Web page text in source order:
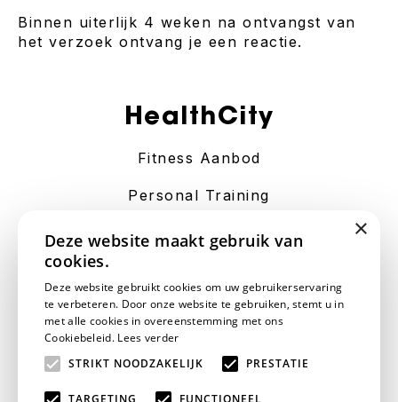
Binnen uiterlijk 4 weken na ontvangst van
het verzoek ontvang je een reactie.
HealthCity
Fitness Aanbod
Personal Training
Contact
Algemene Voorwaarden
Disclaimer
Privacy Statement
×
Deze website maakt gebruik van
cookies.
Deze website gebruikt cookies om uw gebruikerservaring
te verbeteren. Door onze website te gebruiken, stemt u in
met alle cookies in overeenstemming met ons
Cookiebeleid. Lees verder
STRIKT NOODZAKELIJK
PRESTATIE
TARGETING FUNCTIONEEL